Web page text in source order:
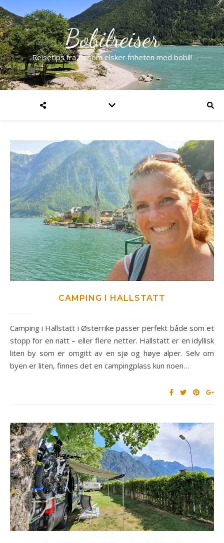
Bobilreiser
Reisetips fra to som elsker friheten med bobil!
CAMPING I HALLSTATT
Camping i Hallstatt i Østerrike passer perfekt både som et
stopp for en natt – eller flere netter. Hallstatt er en idyllisk
liten by som er omgitt av en sjø og høye alper. Selv om
byen er liten, finnes det en campingplass kun noen…